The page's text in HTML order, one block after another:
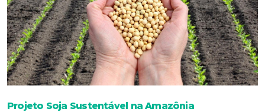
Projeto Soja Sustentável na Amazônia